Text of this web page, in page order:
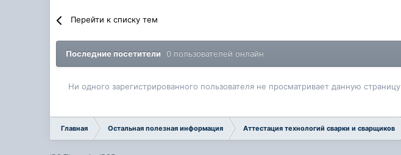
Перейти к списку тем
Последние посетители 0 пользователей онлайн
Ни одного зарегистрированного пользователя не просматривает данную страницу
Главная Остальная полезная информация Аттестация технологий сварки и сварщиков